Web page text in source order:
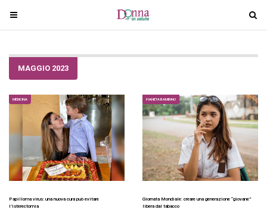
T
o
g
n
g
i
T
o
g
n
a
v
g
a
i
MAGGIO 2023
MEDICINA
Papilloma virus: una nuova cura può evitare
l’isterectomia
PIANETA BAMBINO
Giornata Mondiale: creare una generazione “giovane”
libera dal tabacco